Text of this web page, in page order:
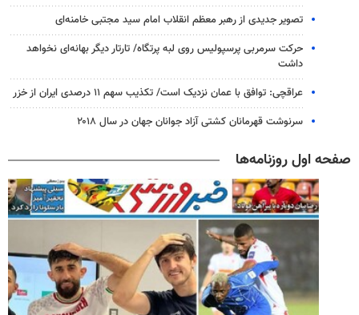
تصویر جدیدی از رهبر معظم انقلاب امام سید مجتبی خامنه‌ای
حرکت سرمربی پرسپولیس روی لبه پرتگاه/ تارتار دیگر بهانه‌ای نخواهد
داشت
عراقچی: توافق با عمان نزدیک است/ تکذیب سهم ۱۱ درصدی ایران از خزر
سرنوشت قهرمانان کشتی آزاد جوانان جهان در سال ۲۰۱۸
صفحه اول روزنامه‌ها